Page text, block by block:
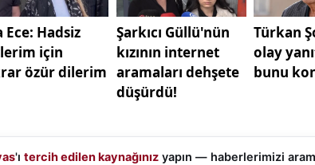
'ı tercih edilen kaynağınız yapın — haberlerimizi